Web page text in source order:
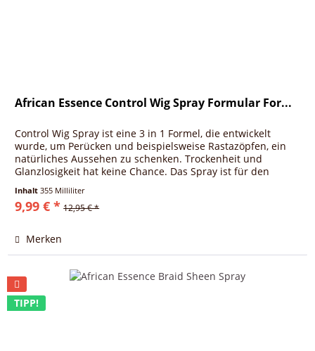
African Essence Control Wig Spray Formular For...
Control Wig Spray ist eine 3 in 1 Formel, die entwickelt
wurde, um Perücken und beispielsweise Rastazöpfen, ein
natürliches Aussehen zu schenken. Trockenheit und
Glanzlosigkeit hat keine Chance. Das Spray ist für den
Inhalt355 Milliliter
9,99 € * 12,95 € *
Merken
TIPP!